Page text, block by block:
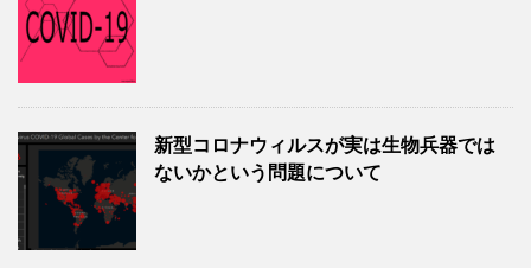
新型コロナウィルスが実は生物兵器では
ないかという問題について